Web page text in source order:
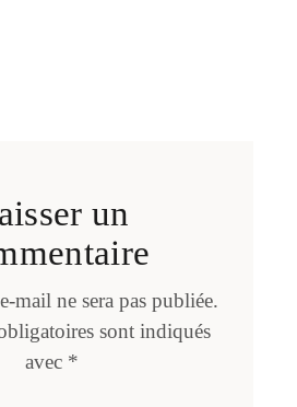
un
mail ne sera pas publiée.
sont indiqués
avec *